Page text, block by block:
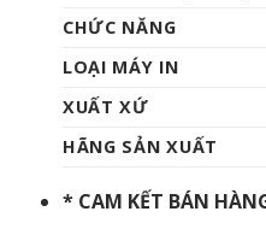
CHỨC NĂNG
LOẠI MÁY IN
XUẤT XỨ
HÃNG SẢN XUẤT
* CAM KẾT BÁN